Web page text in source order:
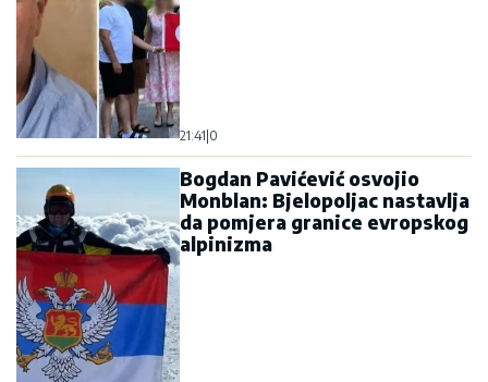
21:41 0
Bogdan Pavićević osvojio
Monblan: Bjelopoljac nastavlja
da pomjera granice evropskog
alpinizma